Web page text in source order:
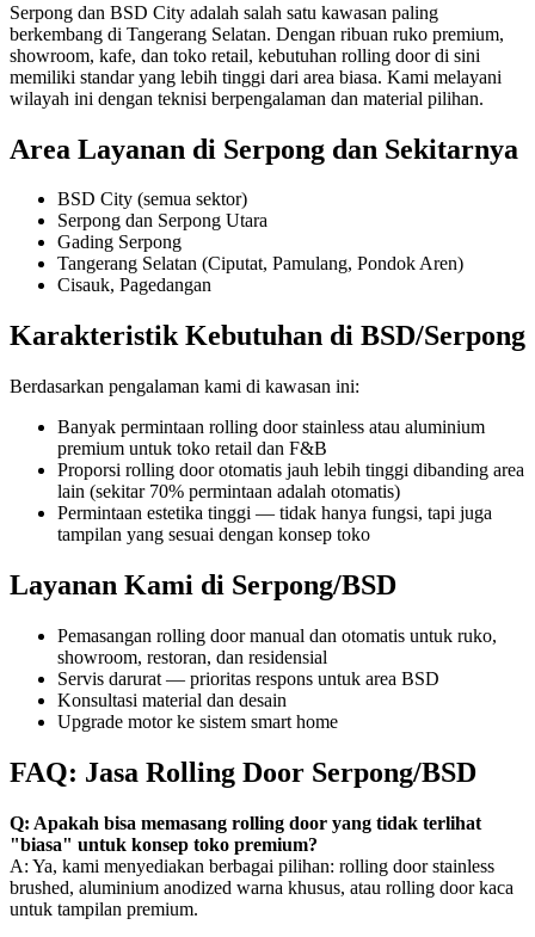
Serpong dan BSD City adalah salah satu kawasan paling
berkembang di Tangerang Selatan. Dengan ribuan ruko premium,
showroom, kafe, dan toko retail, kebutuhan rolling door di sini
memiliki standar yang lebih tinggi dari area biasa. Kami melayani
wilayah ini dengan teknisi berpengalaman dan material pilihan.
Area Layanan di Serpong dan Sekitarnya
BSD City (semua sektor)
Serpong dan Serpong Utara
Gading Serpong
Tangerang Selatan (Ciputat, Pamulang, Pondok Aren)
Cisauk, Pagedangan
Karakteristik Kebutuhan di BSD/Serpong
Berdasarkan pengalaman kami di kawasan ini:
Banyak permintaan rolling door stainless atau aluminium
premium untuk toko retail dan F&B
Proporsi rolling door otomatis jauh lebih tinggi dibanding area
lain (sekitar 70% permintaan adalah otomatis)
Permintaan estetika tinggi — tidak hanya fungsi, tapi juga
tampilan yang sesuai dengan konsep toko
Layanan Kami di Serpong/BSD
Pemasangan rolling door manual dan otomatis untuk ruko,
showroom, restoran, dan residensial
Servis darurat — prioritas respons untuk area BSD
Konsultasi material dan desain
Upgrade motor ke sistem smart home
FAQ: Jasa Rolling Door Serpong/BSD
Q: Apakah bisa memasang rolling door yang tidak terlihat
"biasa" untuk konsep toko premium?
A: Ya, kami menyediakan berbagai pilihan: rolling door stainless
brushed, aluminium anodized warna khusus, atau rolling door kaca
untuk tampilan premium.